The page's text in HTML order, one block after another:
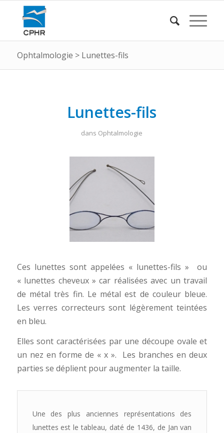
Ophtalmologie > Lunettes-fils
Lunettes-fils
dans Ophtalmologie
Ces lunettes sont appelées « lunettes-fils » ou
« lunettes cheveux » car réalisées avec un travail
de métal très fin. Le métal est de couleur bleue.
Les verres correcteurs sont légèrement teintées
en bleu.
Elles sont caractérisées par une découpe ovale et
un nez en forme de « x ». Les branches en deux
parties se déplient pour augmenter la taille.
Une des plus anciennes représentations des
lunettes est le tableau, daté de 1436, de Jan van